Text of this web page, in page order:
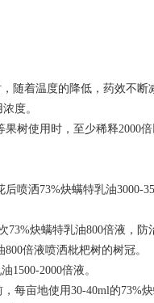
随着温度的降低，药效不断
度。
树使用时，至少稀释2000倍
喷洒73%炔螨特乳油
炔螨特乳油800倍液，防
倍液喷洒枇杷树的树冠。
1500-2000倍液。
每亩地使用30-40ml的73%